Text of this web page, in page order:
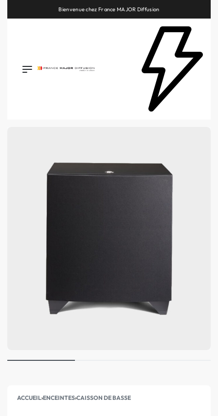
Retrouvez les plus belles marques de la HiFi, de l’intégration et du Home Cinéma
ACCUEIL›ENCEINTES›CAISSON DE BASSE